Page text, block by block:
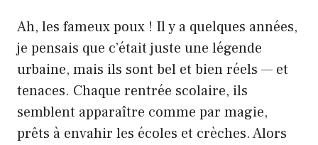
Ah, les fameux poux ! Il y a quelques années,
je pensais que c’était juste une légende
urbaine, mais ils sont bel et bien réels — et
tenaces. Chaque rentrée scolaire, ils
semblent apparaître comme par magie,
prêts à envahir les écoles et crèches. Alors